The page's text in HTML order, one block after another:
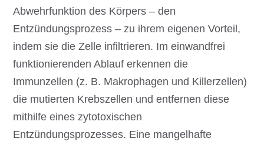
Abwehrfunktion des Körpers – den
Entzündungsprozess – zu ihrem eigenen Vorteil,
indem sie die Zelle infiltrieren. Im einwandfrei
funktionierenden Ablauf erkennen die
Immunzellen (z. B. Makrophagen und Killerzellen)
die mutierten Krebszellen und entfernen diese
mithilfe eines zytotoxischen
Entzündungsprozesses. Eine mangelhafte